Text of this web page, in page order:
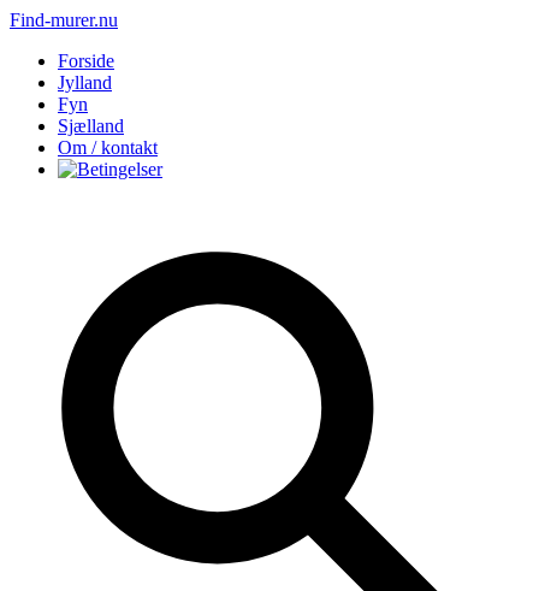
Find-murer.nu
Forside
Jylland
Fyn
Sjælland
Om / kontakt